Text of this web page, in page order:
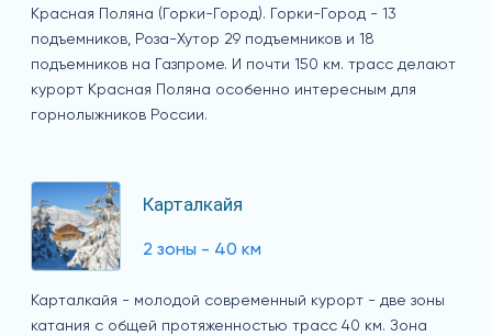
Красная Поляна (Горки-Город). Горки-Город - 13
подъемников, Роза-Хутор 29 подъемников и 18
подъемников на Газпроме. И почти 150 км. трасс делают
курорт Красная Поляна особенно интересным для
горнолыжников России.
Карталкайя
2 зоны - 40 км
Карталкайя - молодой современный курорт - две зоны
катания с общей протяженностью трасс 40 км. Зона